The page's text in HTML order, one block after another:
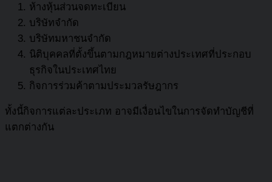
ห้างหุ้นส่วนจดทะเบียน
บริษัทจำกัด
บริษัทมหาชนจำกัด
นิติบุคคลที่ตั้งขึ้นตามกฎหมายต่างประเทศที่ประกอบ
ธุรกิจในประเทศไทย
กิจการร่วมค้าตามประมวลรัษฎากร
ทั้งนี้กิจการแต่ละประเภท อาจมีเงื่อนไขในการจัดทำบัญชีที่
แตกต่างกัน